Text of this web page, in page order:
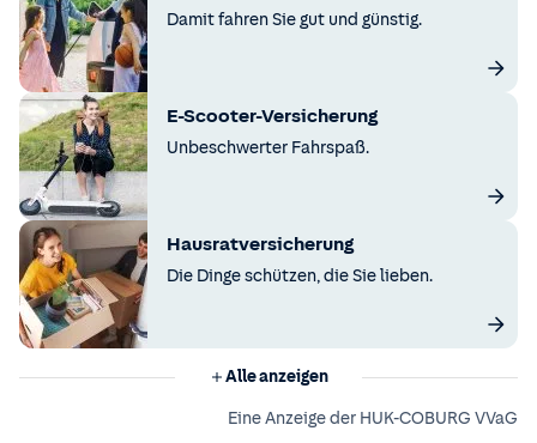
Damit fahren Sie gut und günstig.
E-Scooter-Versicherung
Unbeschwerter Fahrspaß.
Hausratversicherung
Die Dinge schützen, die Sie lieben.
Alle anzeigen
Eine Anzeige der HUK-COBURG VVaG